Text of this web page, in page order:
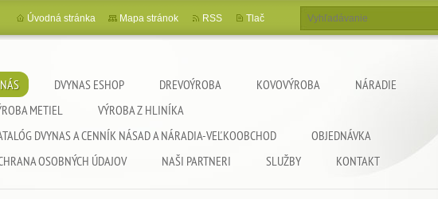
DVYNAS ESHOP DREVOÝROBA KOVOVÝROBA
NÁRADIE
METIEL
VÝROBA Z HLINÍKA
DVYNAS A CENNÍK NÁSAD A NÁRADIA-VEĽKOOBCHOD
OBJEDNÁVKA
OSOBNÝCH ÚDAJOV
NAŠI PARTNERI SLUŽBY KONTAKT
Úvodná stránka Mapa stránok RSS Tlač